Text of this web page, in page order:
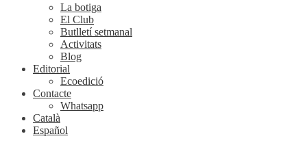
La botiga
El Club
Butlletí setmanal
Activitats
Blog
Editorial
Ecoedició
Contacte
Whatsapp
Català
Español